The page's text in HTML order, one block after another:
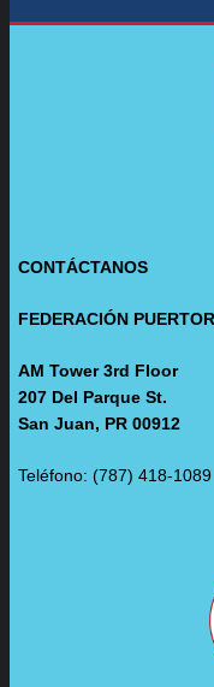
CONTÁCTANOS
FEDERACIÓN
AM Tower 3rd Floor
207 Del Parque St.
San Juan, PR 00912
Teléfono: (787) 418-1089